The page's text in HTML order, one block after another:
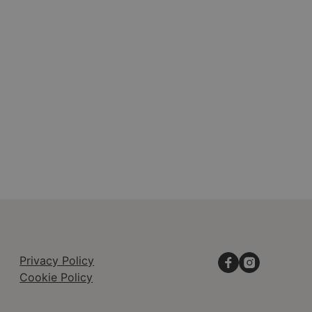
Privacy Policy
Cookie Policy